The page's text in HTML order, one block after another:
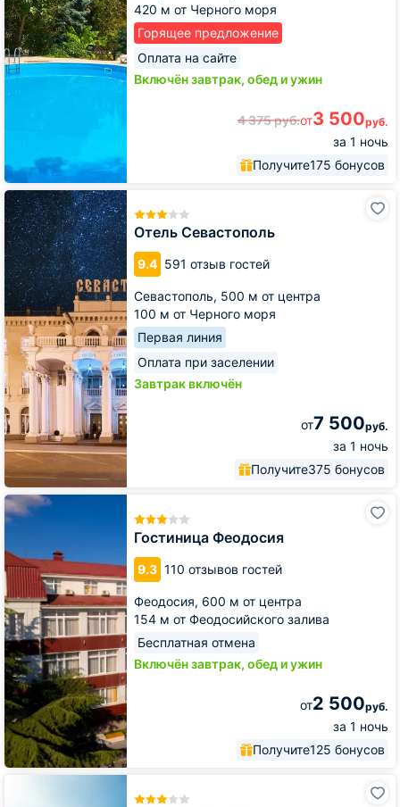
420 м от Черного моря
Горящее предложение
Оплата на сайте
Включён завтрак, обед и ужин
4 375руб.от3 500руб.
за 1 ночь
Получите175 бонусов
Отель Севастополь
9.4 591 отзыв гостей
Севастополь, 500 м от центра
100 м от Черного моря
Первая линия
Оплата при заселении
Завтрак включён
от7 500руб.
за 1 ночь
Получите375 бонусов
Отель
Севастополь
Гостиница Феодосия
9.3 110 отзывов гостей
Феодосия, 600 м от центра
154 м от Феодосийского залива
Бесплатная отмена
Включён завтрак, обед и ужин
от2 500руб.
за 1 ночь
Получите125 бонусов
Гостиница
Феодосия